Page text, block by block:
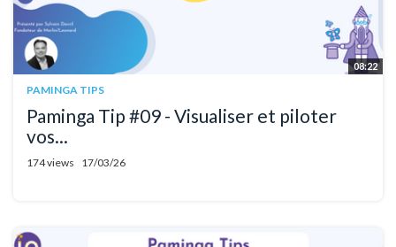
08:22
PAMINGA TIPS
Paminga Tip #09 - Visualiser et piloter
vos...
174 views 17/03/26